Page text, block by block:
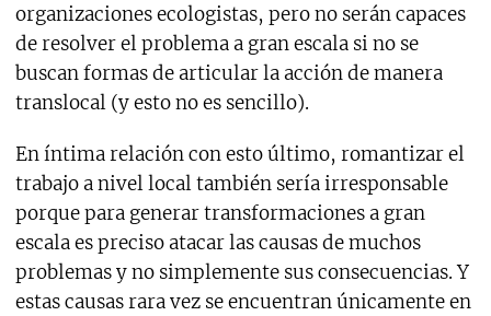
organizaciones ecologistas, pero no serán capaces
de resolver el problema a gran escala si no se
buscan formas de articular la acción de manera
translocal (y esto no es sencillo).
En íntima relación con esto último, romantizar el
trabajo a nivel local también sería irresponsable
porque para generar transformaciones a gran
escala es preciso atacar las causas de muchos
problemas y no simplemente sus consecuencias. Y
estas causas rara vez se encuentran únicamente en